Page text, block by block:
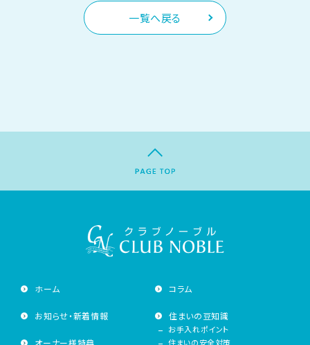
一覧へ戻る
ホーム
お知らせ・新着情報
コラム
住まいの豆知識
お手入れポイント
住まいの安全対策